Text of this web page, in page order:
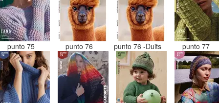
punto 75 punto 76 punto 76 -Duits punto 77